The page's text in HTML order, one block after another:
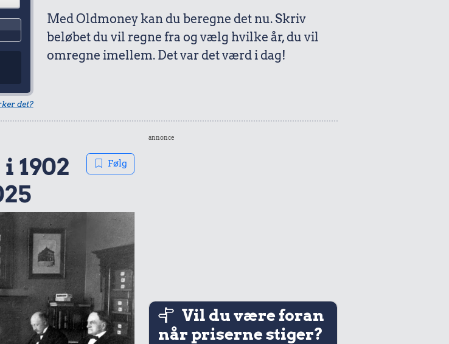
det?
Med Oldmoney kan du beregne det nu. Skriv
beløbet du vil regne fra og vælg hvilke år, du vil
omregne imellem. Det var det værd i dag!
1902
Følg
annonce
Vil du være foran
når priserne stiger?